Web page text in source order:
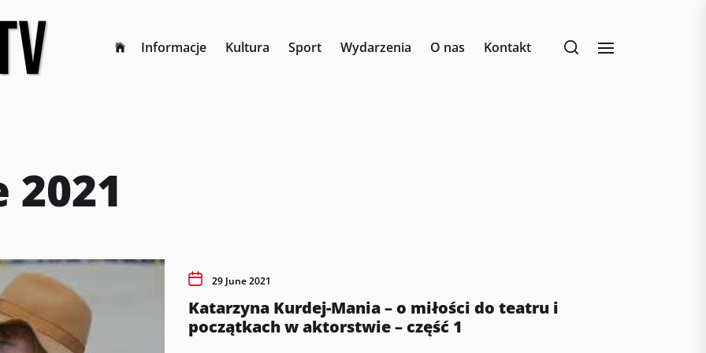
Informacje Kultura Sport Wydarzenia O nas Kontakt
2021
29 June 2021
Katarzyna Kurdej-Mania – o miłości do teatru i
początkach w aktorstwie – część 1